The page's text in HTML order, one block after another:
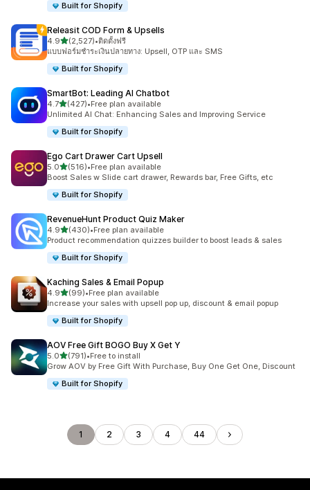
Built for Shopify
Releasit COD Form & Upsells
4.9เต็ม 5 ดาว
(2,527)
ทั้งหมด 2527 รีวิว
•ติดตั้งฟรี
แบบฟอร์มชำระเงินปลายทาง: Upsell, OTP และ SMS
Built for Shopify
SmartBot: Leading AI Chatbot
4.7เต็ม 5 ดาว
(427)
ทั้งหมด 427 รีวิว
•Free plan available
Unlimited AI Chat: Enhancing Sales and Improving Service
Built for Shopify
Ego Cart Drawer Cart Upsell
5.0เต็ม 5 ดาว
(516)
ทั้งหมด 516 รีวิว
•Free plan available
Boost Sales w Slide cart drawer, Rewards bar, Free Gifts, etc
Built for Shopify
RevenueHunt Product Quiz Maker
4.9เต็ม 5 ดาว
(430)
ทั้งหมด 430 รีวิว
•Free plan available
Product recommendation quizzes builder to boost leads & sales
Built for Shopify
Kaching Sales & Email Popup
4.9เต็ม 5 ดาว
(99)
ทั้งหมด 99 รีวิว
•Free plan available
Increase your sales with upsell pop up, discount & email popup
Built for Shopify
AOV Free Gift BOGO Buy X Get Y
5.0เต็ม 5 ดาว
(791)
ทั้งหมด 791 รีวิว
•Free to install
Grow AOV by Free Gift With Purchase, Buy One Get One, Discount
Built for Shopify
1 2 3 4 44